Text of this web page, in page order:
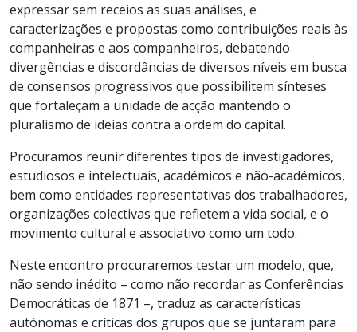
expressar sem receios as suas análises, e
caracterizações e propostas como contribuições reais às
companheiras e aos companheiros, debatendo
divergências e discordâncias de diversos níveis em busca
de consensos progressivos que possibilitem sínteses
que fortaleçam a unidade de acção mantendo o
pluralismo de ideias contra a ordem do capital.
Procuramos reunir diferentes tipos de investigadores,
estudiosos e intelectuais, académicos e não-académicos,
bem como entidades representativas dos trabalhadores,
organizações colectivas que refletem a vida social, e o
movimento cultural e associativo como um todo.
Neste encontro procuraremos testar um modelo, que,
não sendo inédito – como não recordar as Conferências
Democráticas de 1871 –, traduz as características
autónomas e críticas dos grupos que se juntaram para